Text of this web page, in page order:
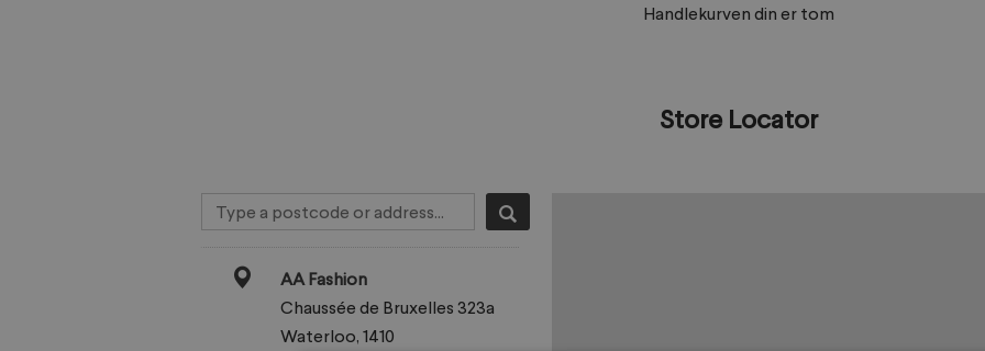
Handlekurven din er tom
Store Locator
AA Fashion
Chaussée de Bruxelles 323a
Waterloo, 1410